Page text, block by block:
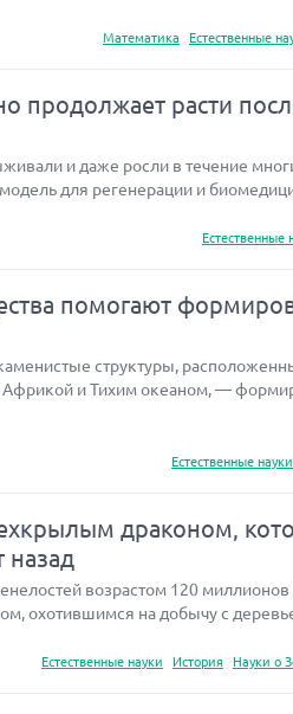
Математика
Естественные
продолжает расти
и даже росли в течение
для регенерации и
Естественные
помогают
структуры,
Африкой и Тихим океаном, —
Естественные науки
драконом,
назад
возрастом 120 миллионов
охотившимся на добычу с
Естественные науки
История Науки о